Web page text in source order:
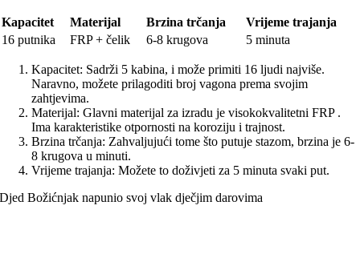
Kapacitet Materijal Brzina trčanja
Vrijeme trajanja
16 putnika
FRP + čelik 6-8 krugova 5 minuta
Kapacitet: Sadrži 5 kabina, i može primiti 16 ljudi najviše.
Naravno, možete prilagoditi broj vagona prema svojim
zahtjevima.
Materijal: Glavni materijal za izradu je visokokvalitetni FRP .
Ima karakteristike otpornosti na koroziju i trajnost.
Brzina trčanja: Zahvaljujući tome što putuje stazom, brzina je 6-
8 krugova u minuti.
Vrijeme trajanja: Možete to doživjeti za 5 minuta svaki put.
Djed Božićnjak napunio svoj vlak dječjim darovima